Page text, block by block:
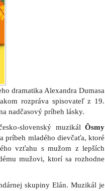
dramatika Alexandra Dumasa
rozpráva spisovateľ z 19.
nadčasový príbeh lásky.
slovenský muzikál Ôsmy
príbeh mladého dievčaťa, ktoré
vzťahu s mužom z lepších
mužovi, ktorí sa rozhodne
skupiny Elán. Muzikál je